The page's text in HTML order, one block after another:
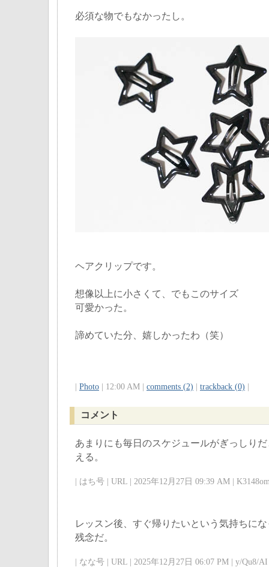
必須な物でもなかったし。
ヘアクリップです。
想像以上に小さくて、でもこのサイズ
可愛かった。
諦めていた分、嬉しかったわ（笑）
Photo | 12:00 AM | comments (2) trackback (0)
コメント
あまりにも毎日のスケジュールがぎっしり
える。
| はち号 | URL | 2025年12月27日 09:39 AM |
レッスン後、すぐ帰りたいという気持ちに
残念だ。
| なな号 | URL | 2025年12月27日 06:07 PM | y/Qu8/